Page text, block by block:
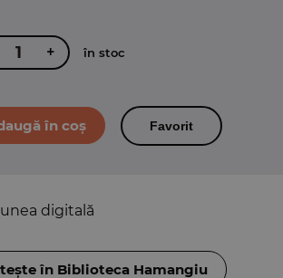
+ în stoc
Favorit
digitală
în Biblioteca Hamangiu